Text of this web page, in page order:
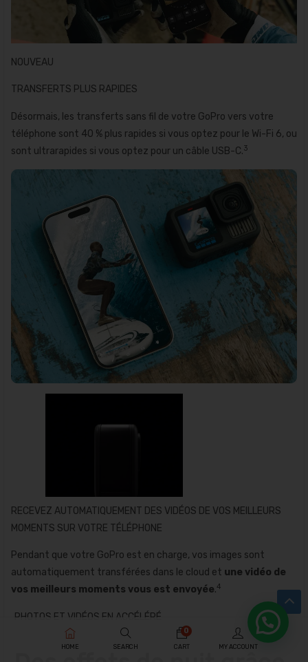
NOUVEAU
TRANSFERTS PLUS RAPIDES
Désormais, les transferts sans fil de votre GoPro vers votre
téléphone sont 40 % plus rapides si vous optez pour le Wi-Fi 6, ou
sont ultrarapides si vous optez pour un câble USB-C.3
RECEVEZ AUTOMATIQUEMENT DES VIDÉOS DE VOS MEILLEURS
MOMENTS SUR VOTRE TÉLÉPHONE
Pendant que votre GoPro est en charge, vos images sont
automatiquement transférées dans le cloud et une vidéo de
vos meilleurs moments vous est envoyée.4
PHOTOS ET VIDÉOS EN ACCÉLÉRÉ
HOME SEARCH
0
CART MY ACCOUNT